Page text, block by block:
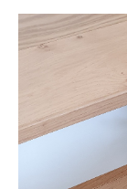
Bordó
csokor